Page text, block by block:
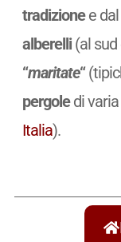
tradizionee dal
alberelli(al sud
“maritate“
pergoledi varia
Italia).